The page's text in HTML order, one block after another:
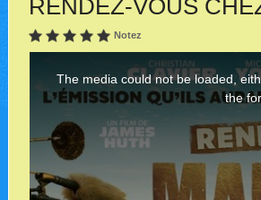
RENDEZ-VOUS
Notez